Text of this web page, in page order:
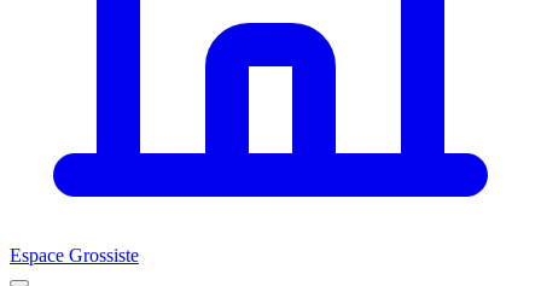
Espace Grossiste